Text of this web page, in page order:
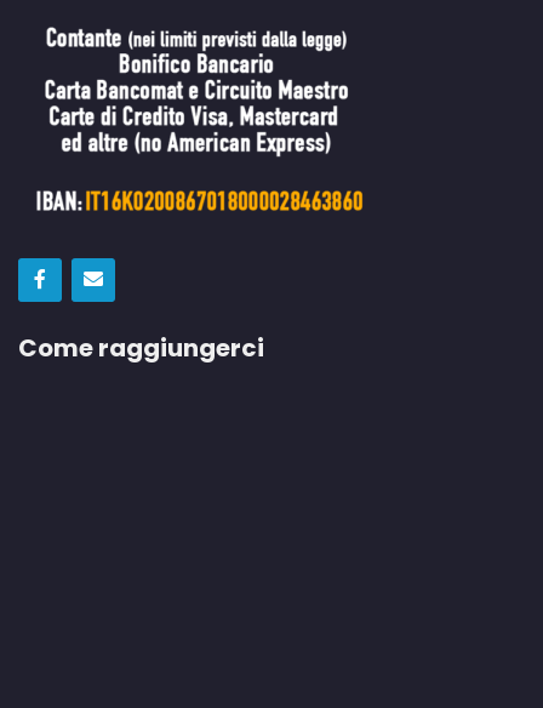
Come raggiungerci